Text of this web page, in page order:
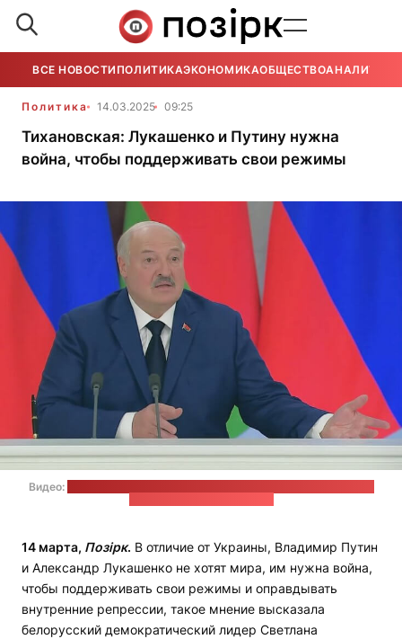
ВСЕ НОВОСТИ ПОЛИТИКАЭКОНОМИКАОБЩЕСТВОАНАЛИТИКА
Политика 14.03.2025 09:25
Тихановская: Лукашенко и Путину нужна
война, чтобы поддерживать свои режимы
Видео:
14 марта, Позірк. В отличие от Украины, Владимир Путин
и Александр Лукашенко не хотят мира, им нужна война,
чтобы поддерживать свои режимы и оправдывать
внутренние репрессии, такое мнение высказала
белорусский демократический лидер Светлана